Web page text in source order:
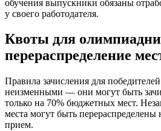
обучения выпускники обязаны
у своего работодателя.
Квоты для
перераспределение
Правила зачисления для
неизменными — они могут быть
только на 70% бюджетных мест.
места могут быть
прием.